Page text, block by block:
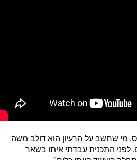
מי שחשב על הרעיון הוא דולב משה
לפני התכנית עבדתי איתו בשאר